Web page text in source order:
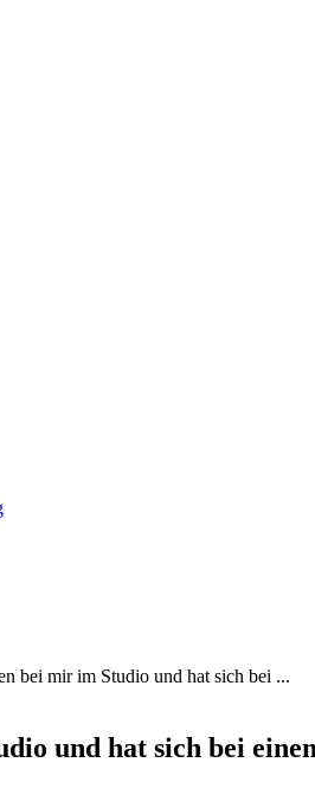
bei mir im Studio und hat sich bei ...
und hat sich bei